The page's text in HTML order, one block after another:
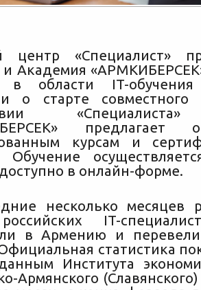
центр «Специалист»
и Академия
в области IT-
о старте совместного
предлагает
курсам и
Обучение
в онлайн-форме.
несколько месяцев
IT-
в Армению и
статистика
Института
Армянского